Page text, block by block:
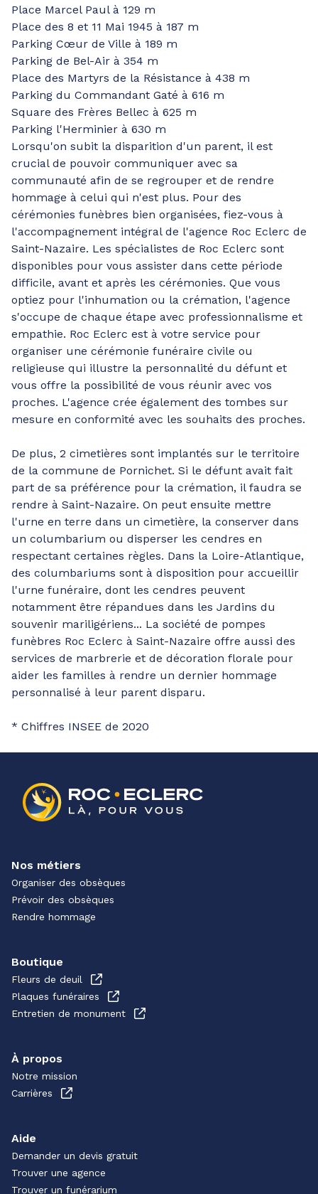
Place Marcel Paul à 129 m
Place des 8 et 11 Mai 1945 à 187 m
Parking Cœur de Ville à 189 m
Parking de Bel-Air à 354 m
Place des Martyrs de la Résistance à 438 m
Parking du Commandant Gaté à 616 m
Square des Frères Bellec à 625 m
Parking l'Herminier à 630 m
Lorsqu'on subit la disparition d'un parent, il est
crucial de pouvoir communiquer avec sa
communauté afin de se regrouper et de rendre
hommage à celui qui n'est plus. Pour des
cérémonies funèbres bien organisées, fiez-vous à
l'accompagnement intégral de l'agence Roc Eclerc de
Saint-Nazaire. Les spécialistes de Roc Eclerc sont
disponibles pour vous assister dans cette période
difficile, avant et après les cérémonies. Que vous
optiez pour l'inhumation ou la crémation, l'agence
s'occupe de chaque étape avec professionnalisme et
empathie. Roc Eclerc est à votre service pour
organiser une cérémonie funéraire civile ou
religieuse qui illustre la personnalité du défunt et
vous offre la possibilité de vous réunir avec vos
proches. L'agence crée également des tombes sur
mesure en conformité avec les souhaits des proches.
De plus, 2 cimetières sont implantés sur le territoire
de la commune de Pornichet. Si le défunt avait fait
part de sa préférence pour la crémation, il faudra se
rendre à Saint-Nazaire. On peut ensuite mettre
l'urne en terre dans un cimetière, la conserver dans
un columbarium ou disperser les cendres en
respectant certaines règles. Dans la Loire-Atlantique,
des columbariums sont à disposition pour accueillir
l'urne funéraire, dont les cendres peuvent
notamment être répandues dans les Jardins du
souvenir mariligériens... La société de pompes
funèbres Roc Eclerc à Saint-Nazaire offre aussi des
services de marbrerie et de décoration florale pour
aider les familles à rendre un dernier hommage
personnalisé à leur parent disparu.
* Chiffres INSEE de 2020
Nos métiers
Organiser des obsèques
Prévoir des obsèques
Rendre hommage
Boutique
Fleurs de deuil
Plaques funéraires
Entretien de monument
À propos
Notre mission
Carrières
Aide
Demander un devis gratuit
Trouver une agence
Trouver un funérarium